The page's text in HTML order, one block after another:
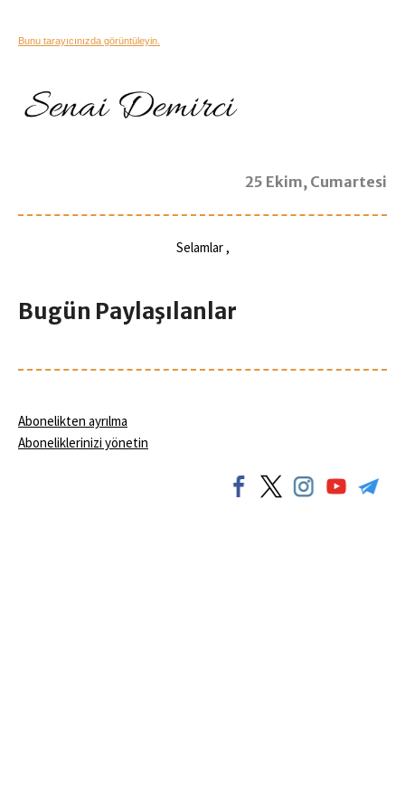
Bunu tarayıcınızda görüntüleyin.
25 Ekim, Cumartesi
Selamlar,
Bugün Paylaşılanlar
Abonelikten ayrılma
Aboneliklerinizi yönetin